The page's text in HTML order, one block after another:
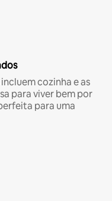
cozinha e as
para viver bem por
para uma